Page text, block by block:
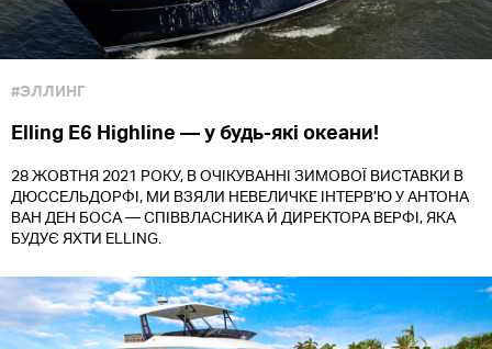
#ЭЛЛИНГ
Elling E6 Highline — у будь-які океани!
28 ЖОВТНЯ 2021 РОКУ, В ОЧІКУВАННІ ЗИМОВОЇ ВИСТАВКИ В
ДЮССЕЛЬДОРФІ, МИ ВЗЯЛИ НЕВЕЛИЧКЕ ІНТЕРВ’Ю У АНТОНА
ВАН ДЕН БОСА — СПІВВЛАСНИКА Й ДИРЕКТОРА ВЕРФІ, ЯКА
БУДУЄ ЯХТИ ELLING.